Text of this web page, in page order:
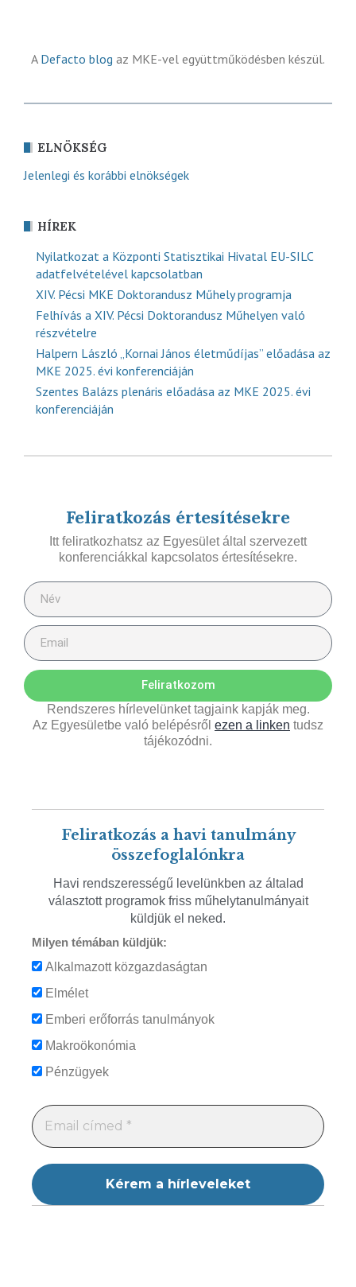
A Defacto blog az MKE-vel együttműködésben készül.
ELNÖKSÉG
Jelenlegi és korábbi elnökségek
HÍREK
Nyilatkozat a Központi Statisztikai Hivatal EU-SILC
adatfelvételével kapcsolatban
XIV. Pécsi MKE Doktorandusz Műhely programja
Felhívás a XIV. Pécsi Doktorandusz Műhelyen való
részvételre
Halpern László „Kornai János életműdíjas” előadása az
MKE 2025. évi konferenciáján
Szentes Balázs plenáris előadása az MKE 2025. évi
konferenciáján
Feliratkozás értesítésekre
Itt feliratkozhatsz az Egyesület által szervezett
konferenciákkal kapcsolatos értesítésekre.
Feliratkozom
Rendszeres hírlevelünket tagjaink kapják meg.
Az Egyesületbe való belépésről ezen a linken tudsz
tájékozódni.
Feliratkozás a havi tanulmány
összefoglalónkra
Havi rendszerességű levelünkben az általad
választott programok friss műhelytanulmányait
küldjük el neked.
Milyen témában küldjük:
Alkalmazott közgazdaságtan
Elmélet
Emberi erőforrás tanulmányok
Makroökonómia
Pénzügyek